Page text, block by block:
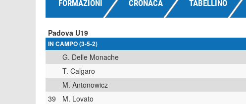
FORMAZIONI CRONACA TABELLINO
Padova U19
IN CAMPO (3-5-2)
G. Delle Monache
T. Calgaro
M. Antonowicz
39
M. Lovato